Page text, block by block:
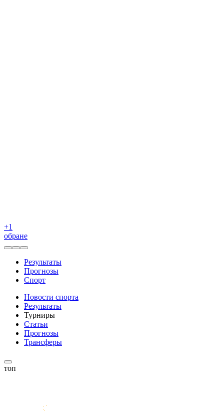
+1
обране
Результаты
Прогнозы
Спорт
Новости спорта
Результаты
Турниры
Статьи
Прогнозы
Трансферы
топ